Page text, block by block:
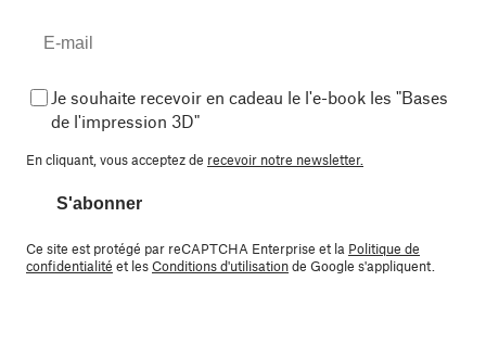
Je souhaite recevoir en cadeau le l'e-book les "Bases
de l'impression 3D"
En cliquant, vous acceptez de recevoir notre newsletter.
S'abonner
Ce site est protégé par reCAPTCHA Enterprise et la Politique de
confidentialité et lesConditions d'utilisationde Google s'appliquent.